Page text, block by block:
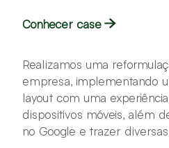
Conhecer case
Realizamos uma
empresa, implementando
layout com uma
dispositivos móveis, além
no Google e trazer